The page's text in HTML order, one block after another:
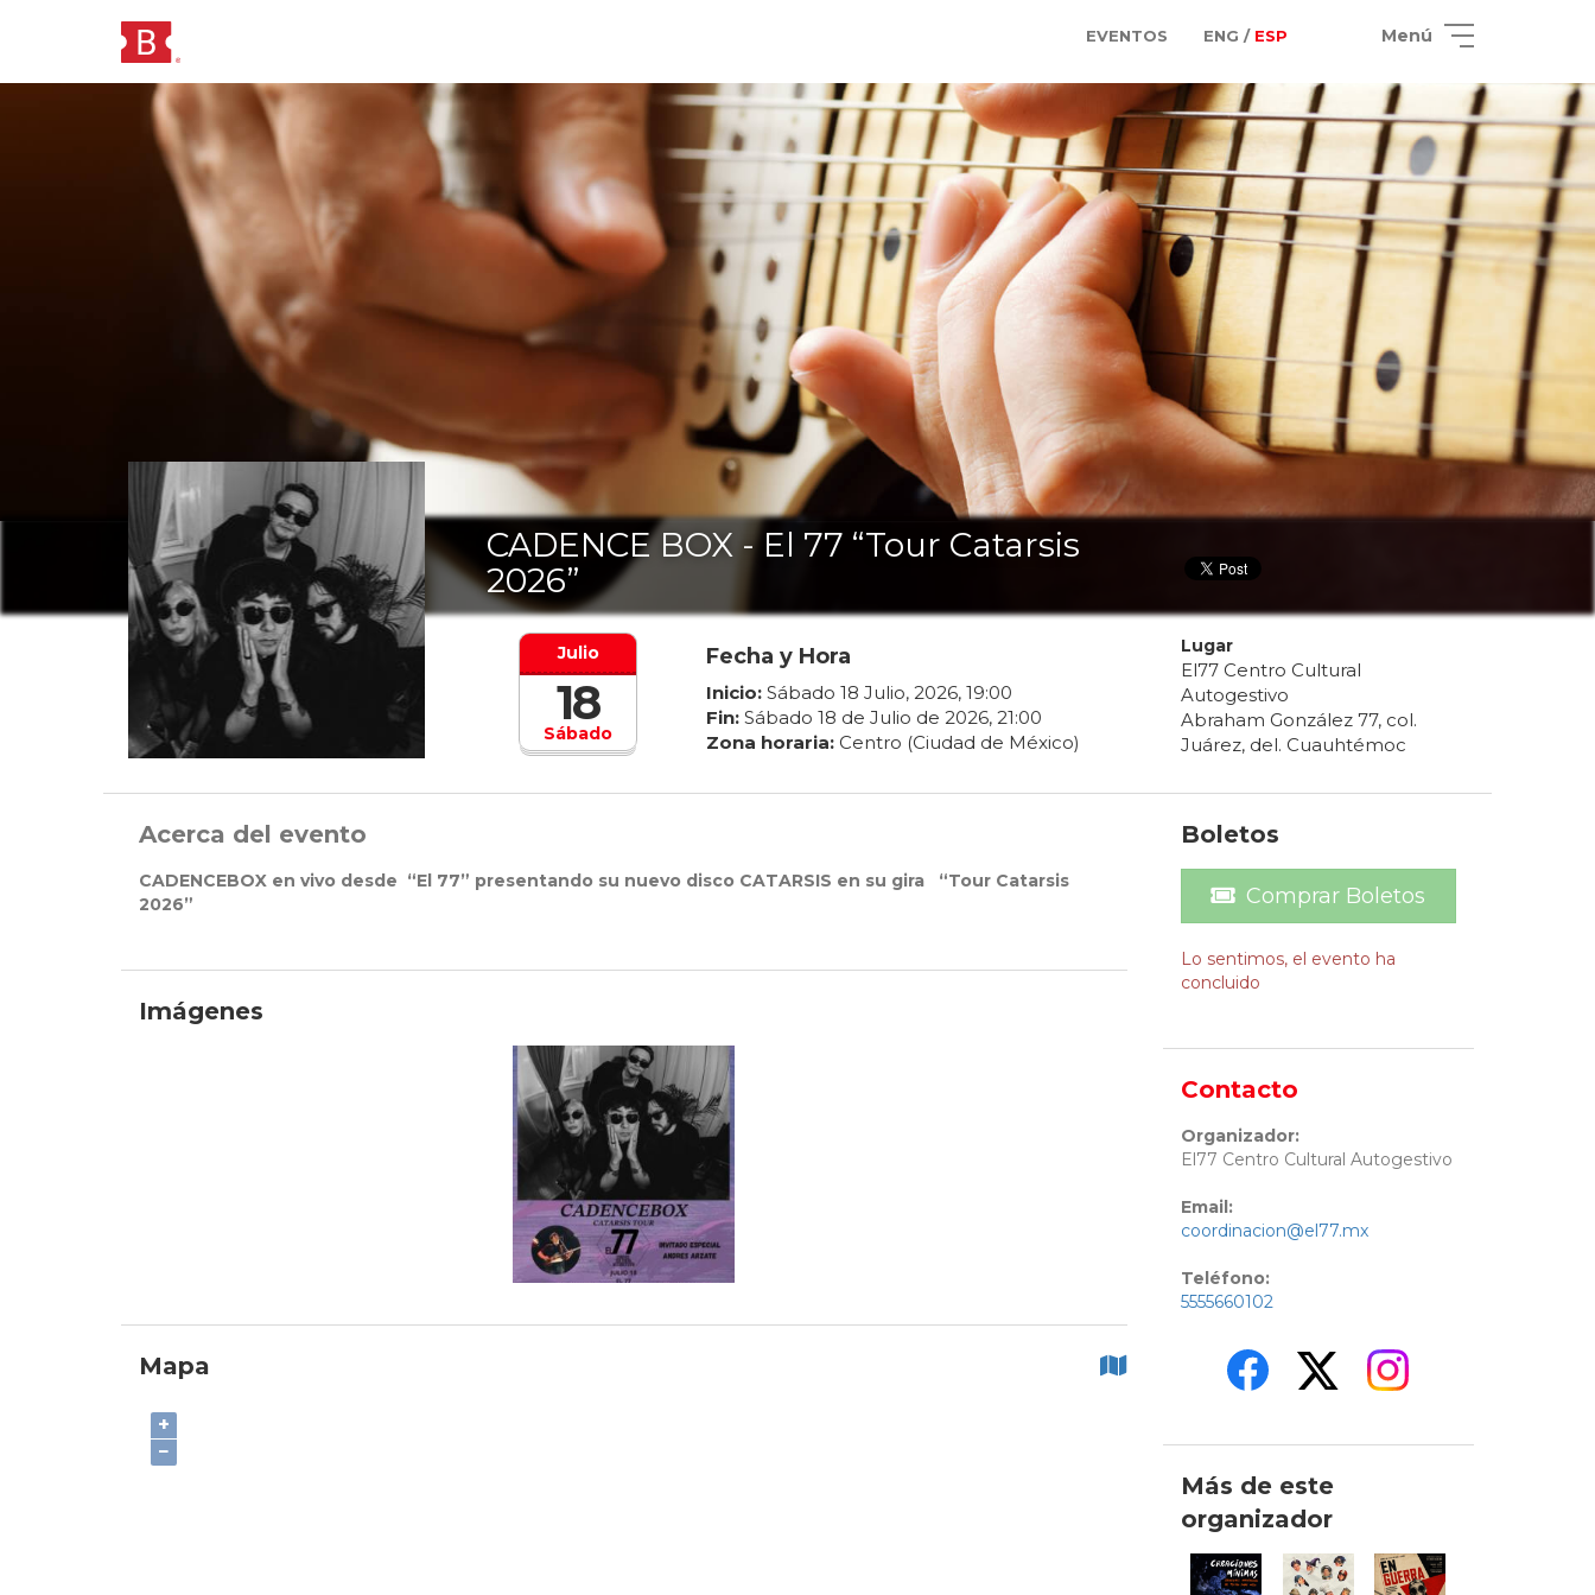
EVENTOS ENG / ESP Menú
CADENCE BOX - El 77 “Tour Catarsis
2026”
Sábado
Julio
18
Fecha y Hora
Inicio: Sábado 18 Julio, 2026, 19:00
Fin: Sábado 18 de Julio de 2026, 21:00
Zona horaria: Centro (Ciudad de México)
Lugar
El77 Centro Cultural
Autogestivo
Abraham González 77, col.
Juárez, del. Cuauhtémoc
Acerca del evento
CADENCEBOX en vivo desde “El 77” presentando su nuevo disco CATARSIS en su gira “Tour Catarsis
2026”
Imágenes
Mapa
+
−
Boletos
Comprar Boletos
Lo sentimos, el evento ha
concluido
Contacto
Organizador:
El77 Centro Cultural Autogestivo
Email:
coordinacion@el77.mx
Teléfono:
5555660102
Más de este
organizador